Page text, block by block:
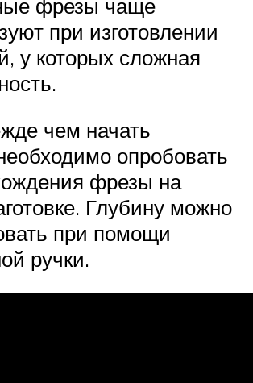
фрезы чаще
при изготовлении
у которых сложная
чем начать
опробовать
фрезы на
Глубину можно
при помощи
ручки.